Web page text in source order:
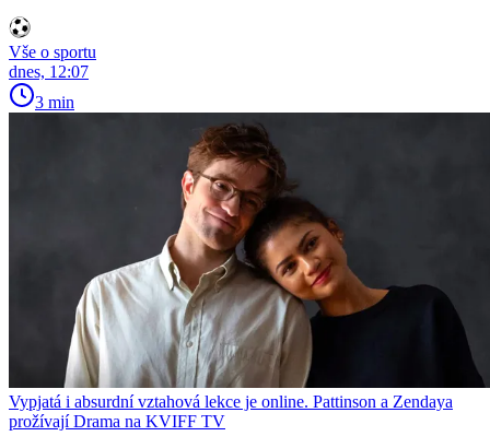
Vše o sportu
dnes, 12:07
3 min
Vypjatá i absurdní vztahová lekce je online. Pattinson a Zendaya
prožívají Drama na KVIFF TV